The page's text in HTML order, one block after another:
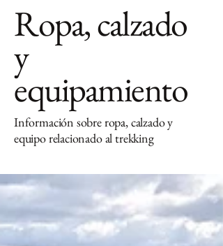
Ropa, calzado
y
equipamiento
Información sobre ropa, calzado y
equipo relacionado al trekking